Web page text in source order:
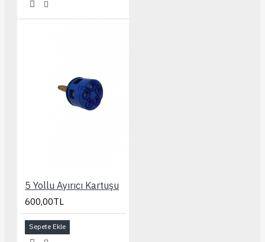
5 Yollu Ayırıcı Kartuşu
600,00TL
Sepete Ekle